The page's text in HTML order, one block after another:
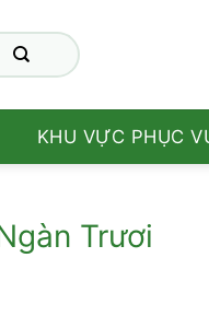
KHU VỰC PHỤC
Trươi